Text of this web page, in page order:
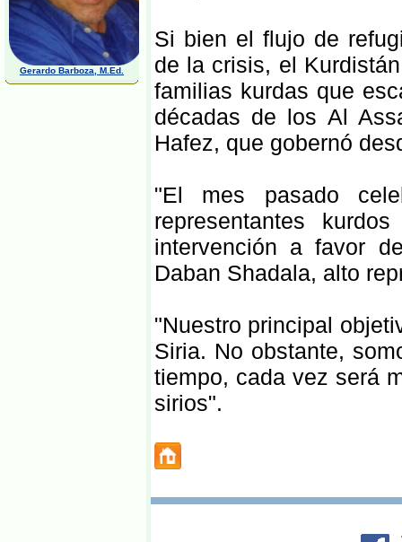
Gerardo Barboza, M.Ed.
Si bien el flujo de
de la crisis, el
familias kurdas que
décadas de los Al
Hafez, que gobernó
"El mes pasado
representantes
intervención a favor
Daban Shadala, alto
"Nuestro principal
Siria. No obstante,
tiempo, cada vez será
sirios".